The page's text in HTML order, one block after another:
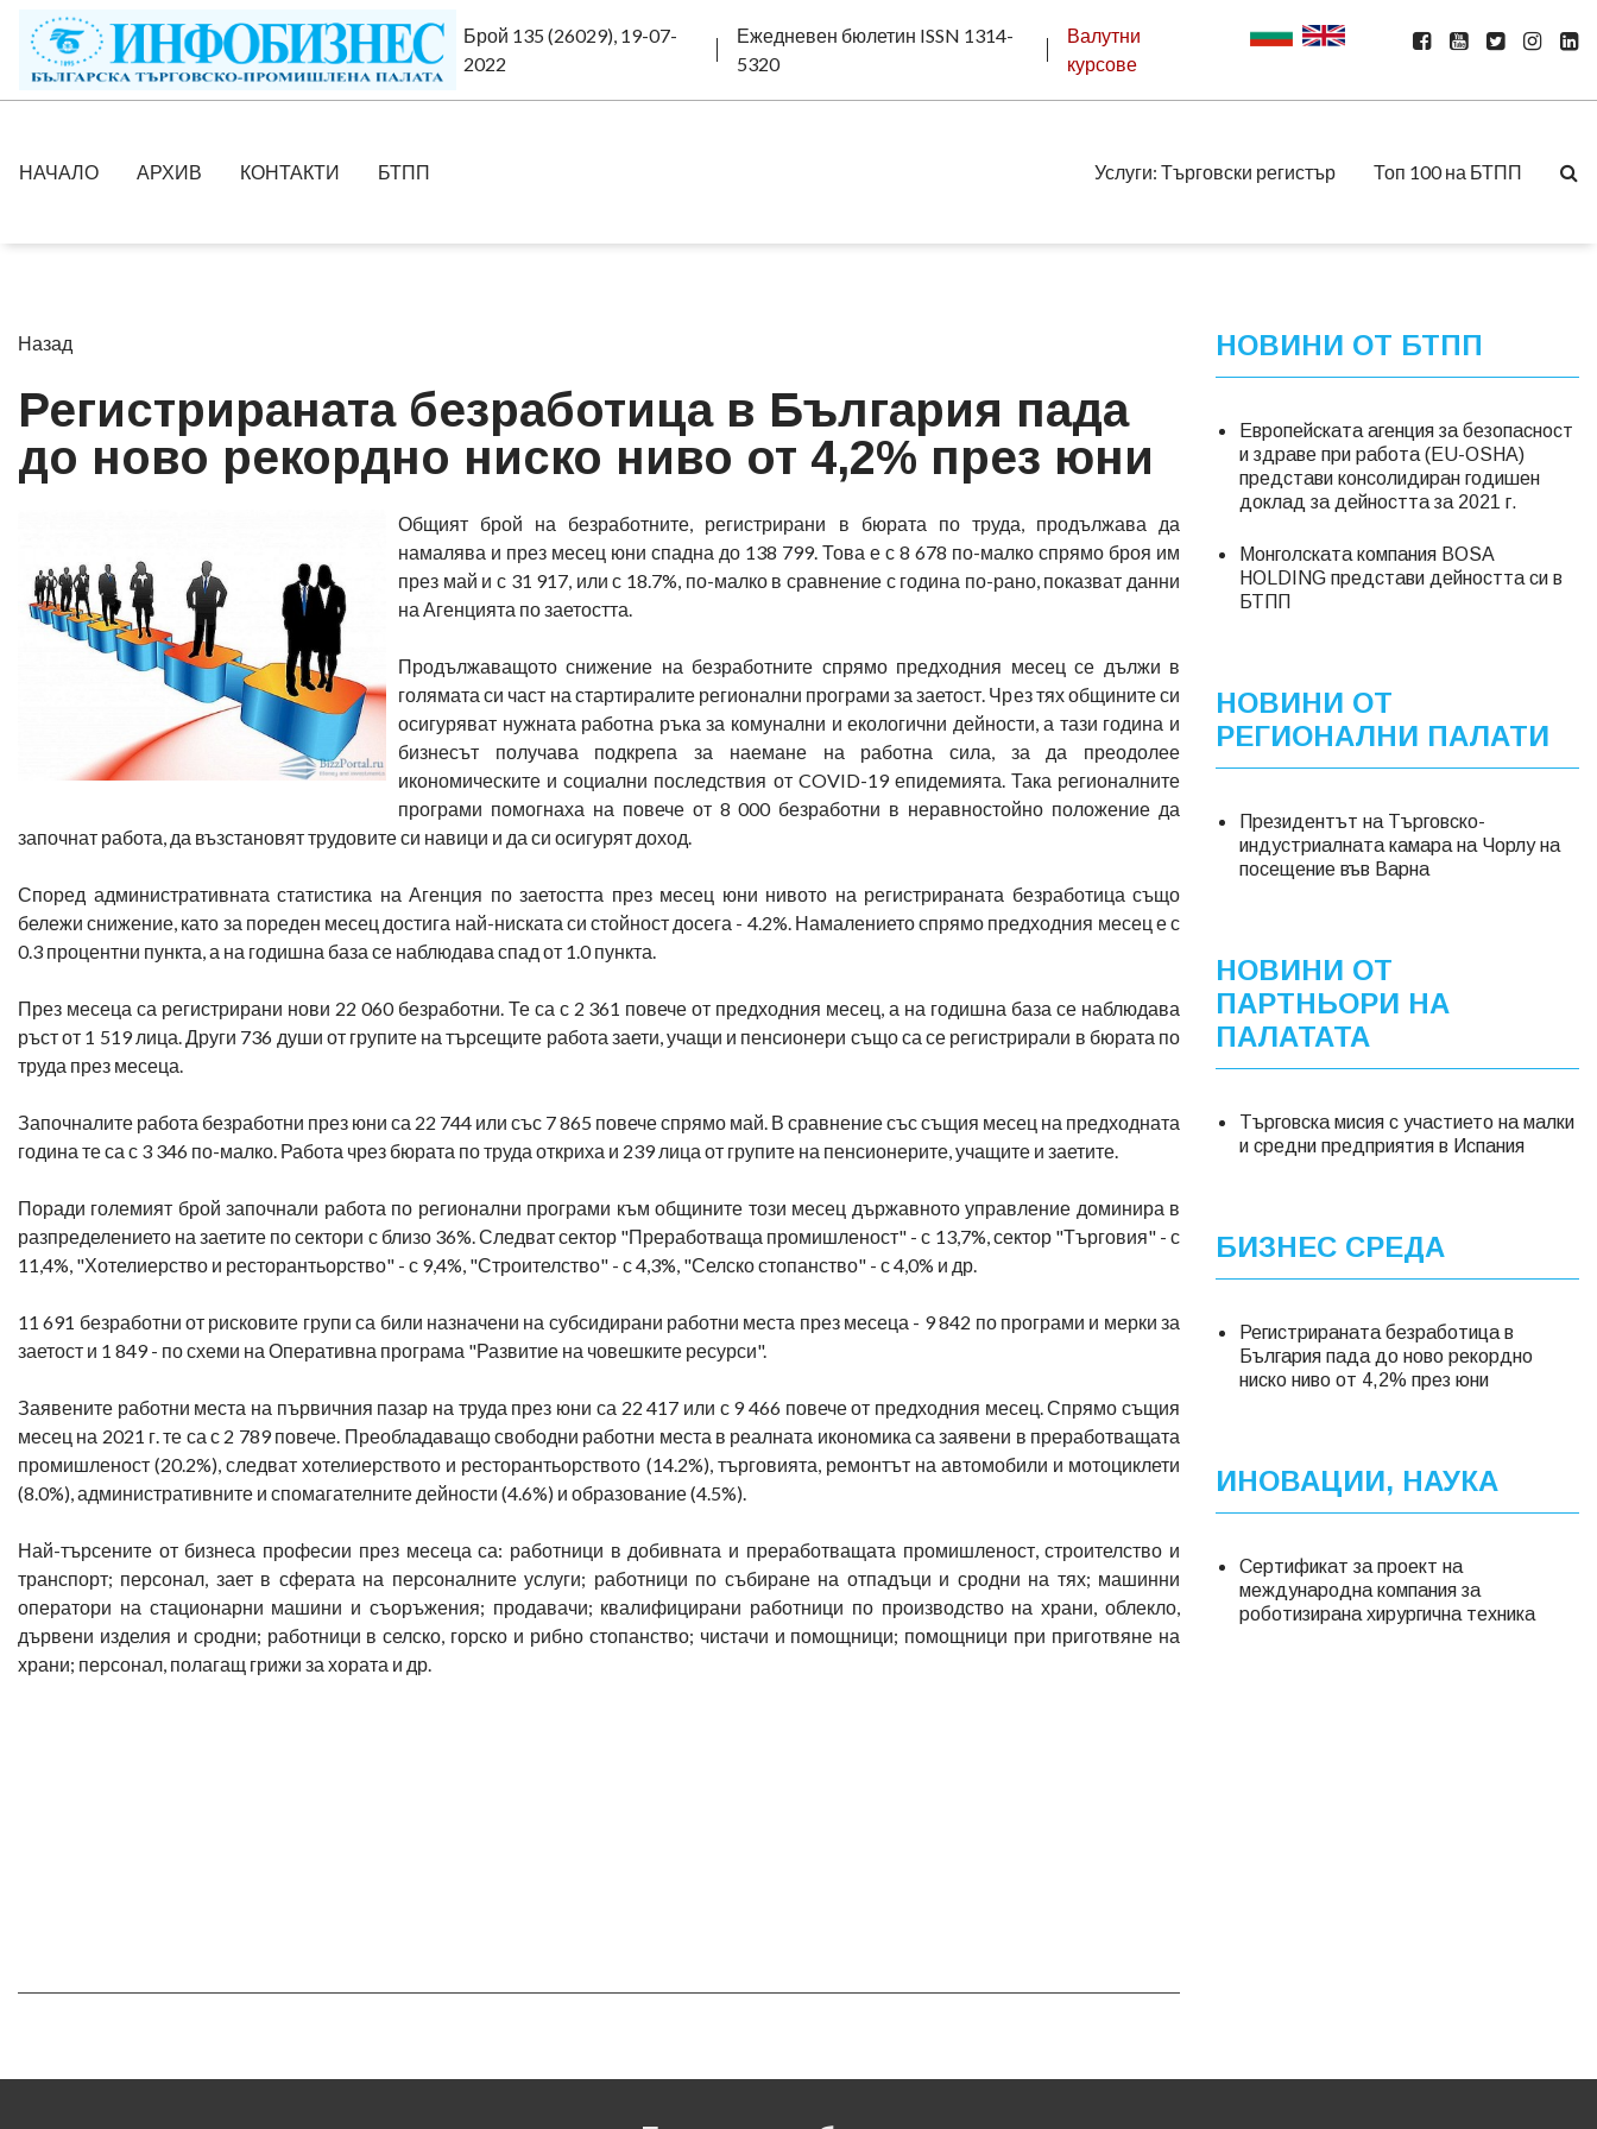
Брой 135 (26029), 19-07-
2022
Ежедневен бюлетин ISSN 1314-
5320
Валутни
курсове
НАЧАЛО АРХИВ КОНТАКТИ БТПП Услуги: Търговски регистър Топ 100 на БТПП
Назад
Регистрираната безработица в България пада
до ново рекордно ниско ниво от 4,2% през юни
Общият брой на безработните, регистрирани в бюрата по труда, продължава да
намалява и през месец юни спадна до 138 799. Това е с 8 678 по-малко спрямо броя им
през май и с 31 917, или с 18.7%, по-малко в сравнение с година по-рано, показват данни
на Агенцията по заетостта.
Продължаващото снижение на безработните спрямо предходния месец се дължи в
голямата си част на стартиралите регионални програми за заетост. Чрез тях общините си
осигуряват нужната работна ръка за комунални и екологични дейности, а тази година и
бизнесът получава подкрепа за наемане на работна сила, за да преодолее
икономическите и социални последствия от COVID-19 епидемията. Така регионалните
програми помогнаха на повече от 8 000 безработни в неравностойно положение да
започнат работа, да възстановят трудовите си навици и да си осигурят доход.
Според административната статистика на Агенция по заетостта през месец юни нивото на регистрираната безработица също
бележи снижение, като за пореден месец достига най-ниската си стойност досега - 4.2%. Намалението спрямо предходния месец е с
0.3 процентни пункта, а на годишна база се наблюдава спад от 1.0 пункта.
През месеца са регистрирани нови 22 060 безработни. Те са с 2 361 повече от предходния месец, а на годишна база се наблюдава
ръст от 1 519 лица. Други 736 души от групите на търсещите работа заети, учащи и пенсионери също са се регистрирали в бюрата по
труда през месеца.
Започналите работа безработни през юни са 22 744 или със 7 865 повече спрямо май. В сравнение със същия месец на предходната
година те са с 3 346 по-малко. Работа чрез бюрата по труда откриха и 239 лица от групите на пенсионерите, учащите и заетите.
Поради големият брой започнали работа по регионални програми към общините този месец държавното управление доминира в
разпределението на заетите по сектори с близо 36%. Следват сектор "Преработваща промишленост" - с 13,7%, сектор "Търговия" - с
11,4%, "Хотелиерство и ресторантьорство" - с 9,4%, "Строителство" - с 4,3%, "Селско стопанство" - с 4,0% и др.
11 691 безработни от рисковите групи са били назначени на субсидирани работни места през месеца - 9 842 по програми и мерки за
заетост и 1 849 - по схеми на Оперативна програма "Развитие на човешките ресурси".
Заявените работни места на първичния пазар на труда през юни са 22 417 или с 9 466 повече от предходния месец. Спрямо същия
месец на 2021 г. те са с 2 789 повече. Преобладаващо свободни работни места в реалната икономика са заявени в преработващата
промишленост (20.2%), следват хотелиерството и ресторантьорството (14.2%), търговията, ремонтът на автомобили и мотоциклети
(8.0%), административните и спомагателните дейности (4.6%) и образование (4.5%).
Най-търсените от бизнеса професии през месеца са: работници в добивната и преработващата промишленост, строителство и
транспорт; персонал, зает в сферата на персоналните услуги; работници по събиране на отпадъци и сродни на тях; машинни
оператори на стационарни машини и съоръжения; продавачи; квалифицирани работници по производство на храни, облекло,
дървени изделия и сродни; работници в селско, горско и рибно стопанство; чистачи и помощници; помощници при приготвяне на
храни; персонал, полагащ грижи за хората и др.
НОВИНИ ОТ БТПП
Европейската агенция за безопасност
и здраве при работа (EU-OSHA)
представи консолидиран годишен
доклад за дейността за 2021 г.
Монголската компания BOSA
HOLDING представи дейността си в
БТПП
НОВИНИ ОТ
РЕГИОНАЛНИ ПАЛАТИ
Президентът на Търговско-
индустриалната камара на Чорлу на
посещение във Варна
НОВИНИ ОТ
ПАРТНЬОРИ НА
ПАЛАТАТА
Търговска мисия с участието на малки
и средни предприятия в Испания
БИЗНЕС СРЕДА
Регистрираната безработица в
България пада до ново рекордно
ниско ниво от 4,2% през юни
ИНОВАЦИИ, НАУКА
Сертификат за проект на
международна компания за
роботизирана хирургична техника